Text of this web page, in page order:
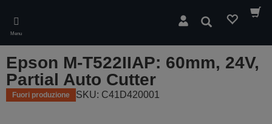
main
content
Menu
Cerca
Epson M-T522IIAP: 60mm, 24V,
Partial Auto Cutter
Fuori produzione SKU: C41D420001